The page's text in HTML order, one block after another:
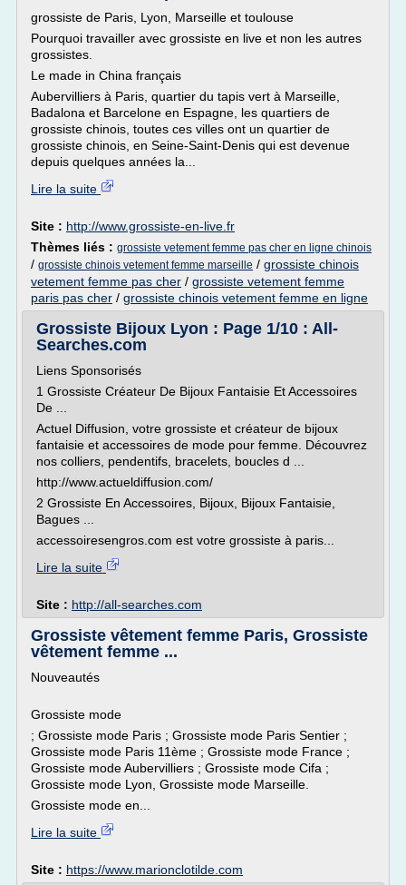
grossiste de Paris, Lyon, Marseille et toulouse
Pourquoi travailler avec grossiste en live et non les autres
grossistes.
Le made in China français
Aubervilliers à Paris, quartier du tapis vert à Marseille,
Badalona et Barcelone en Espagne, les quartiers de
grossiste chinois, toutes ces villes ont un quartier de
grossiste chinois, en Seine-Saint-Denis qui est devenue
depuis quelques années la...
Lire la suite
Site : http://www.grossiste-en-live.fr
Thèmes liés : grossiste vetement femme pas cher en ligne chinois
/ grossiste chinois vetement femme marseille / grossiste chinois
vetement femme pas cher / grossiste vetement femme
paris pas cher / grossiste chinois vetement femme en ligne
Grossiste Bijoux Lyon : Page 1/10 : All-
Searches.com
Liens Sponsorisés
1 Grossiste Créateur De Bijoux Fantaisie Et Accessoires
De ...
Actuel Diffusion, votre grossiste et créateur de bijoux
fantaisie et accessoires de mode pour femme. Découvrez
nos colliers, pendentifs, bracelets, boucles d ...
http://www.actueldiffusion.com/
2 Grossiste En Accessoires, Bijoux, Bijoux Fantaisie,
Bagues ...
accessoiresengros.com est votre grossiste à paris...
Lire la suite
Site : http://all-searches.com
Grossiste vêtement femme Paris, Grossiste
vêtement femme ...
Nouveautés
Grossiste mode
; Grossiste mode Paris ; Grossiste mode Paris Sentier ;
Grossiste mode Paris 11ème ; Grossiste mode France ;
Grossiste mode Aubervilliers ; Grossiste mode Cifa ;
Grossiste mode Lyon, Grossiste mode Marseille.
Grossiste mode en...
Lire la suite
Site : https://www.marionclotilde.com